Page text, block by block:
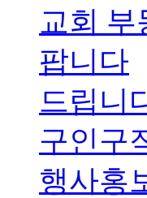
교회 부
팝니다
드립니
구인구
행사홍